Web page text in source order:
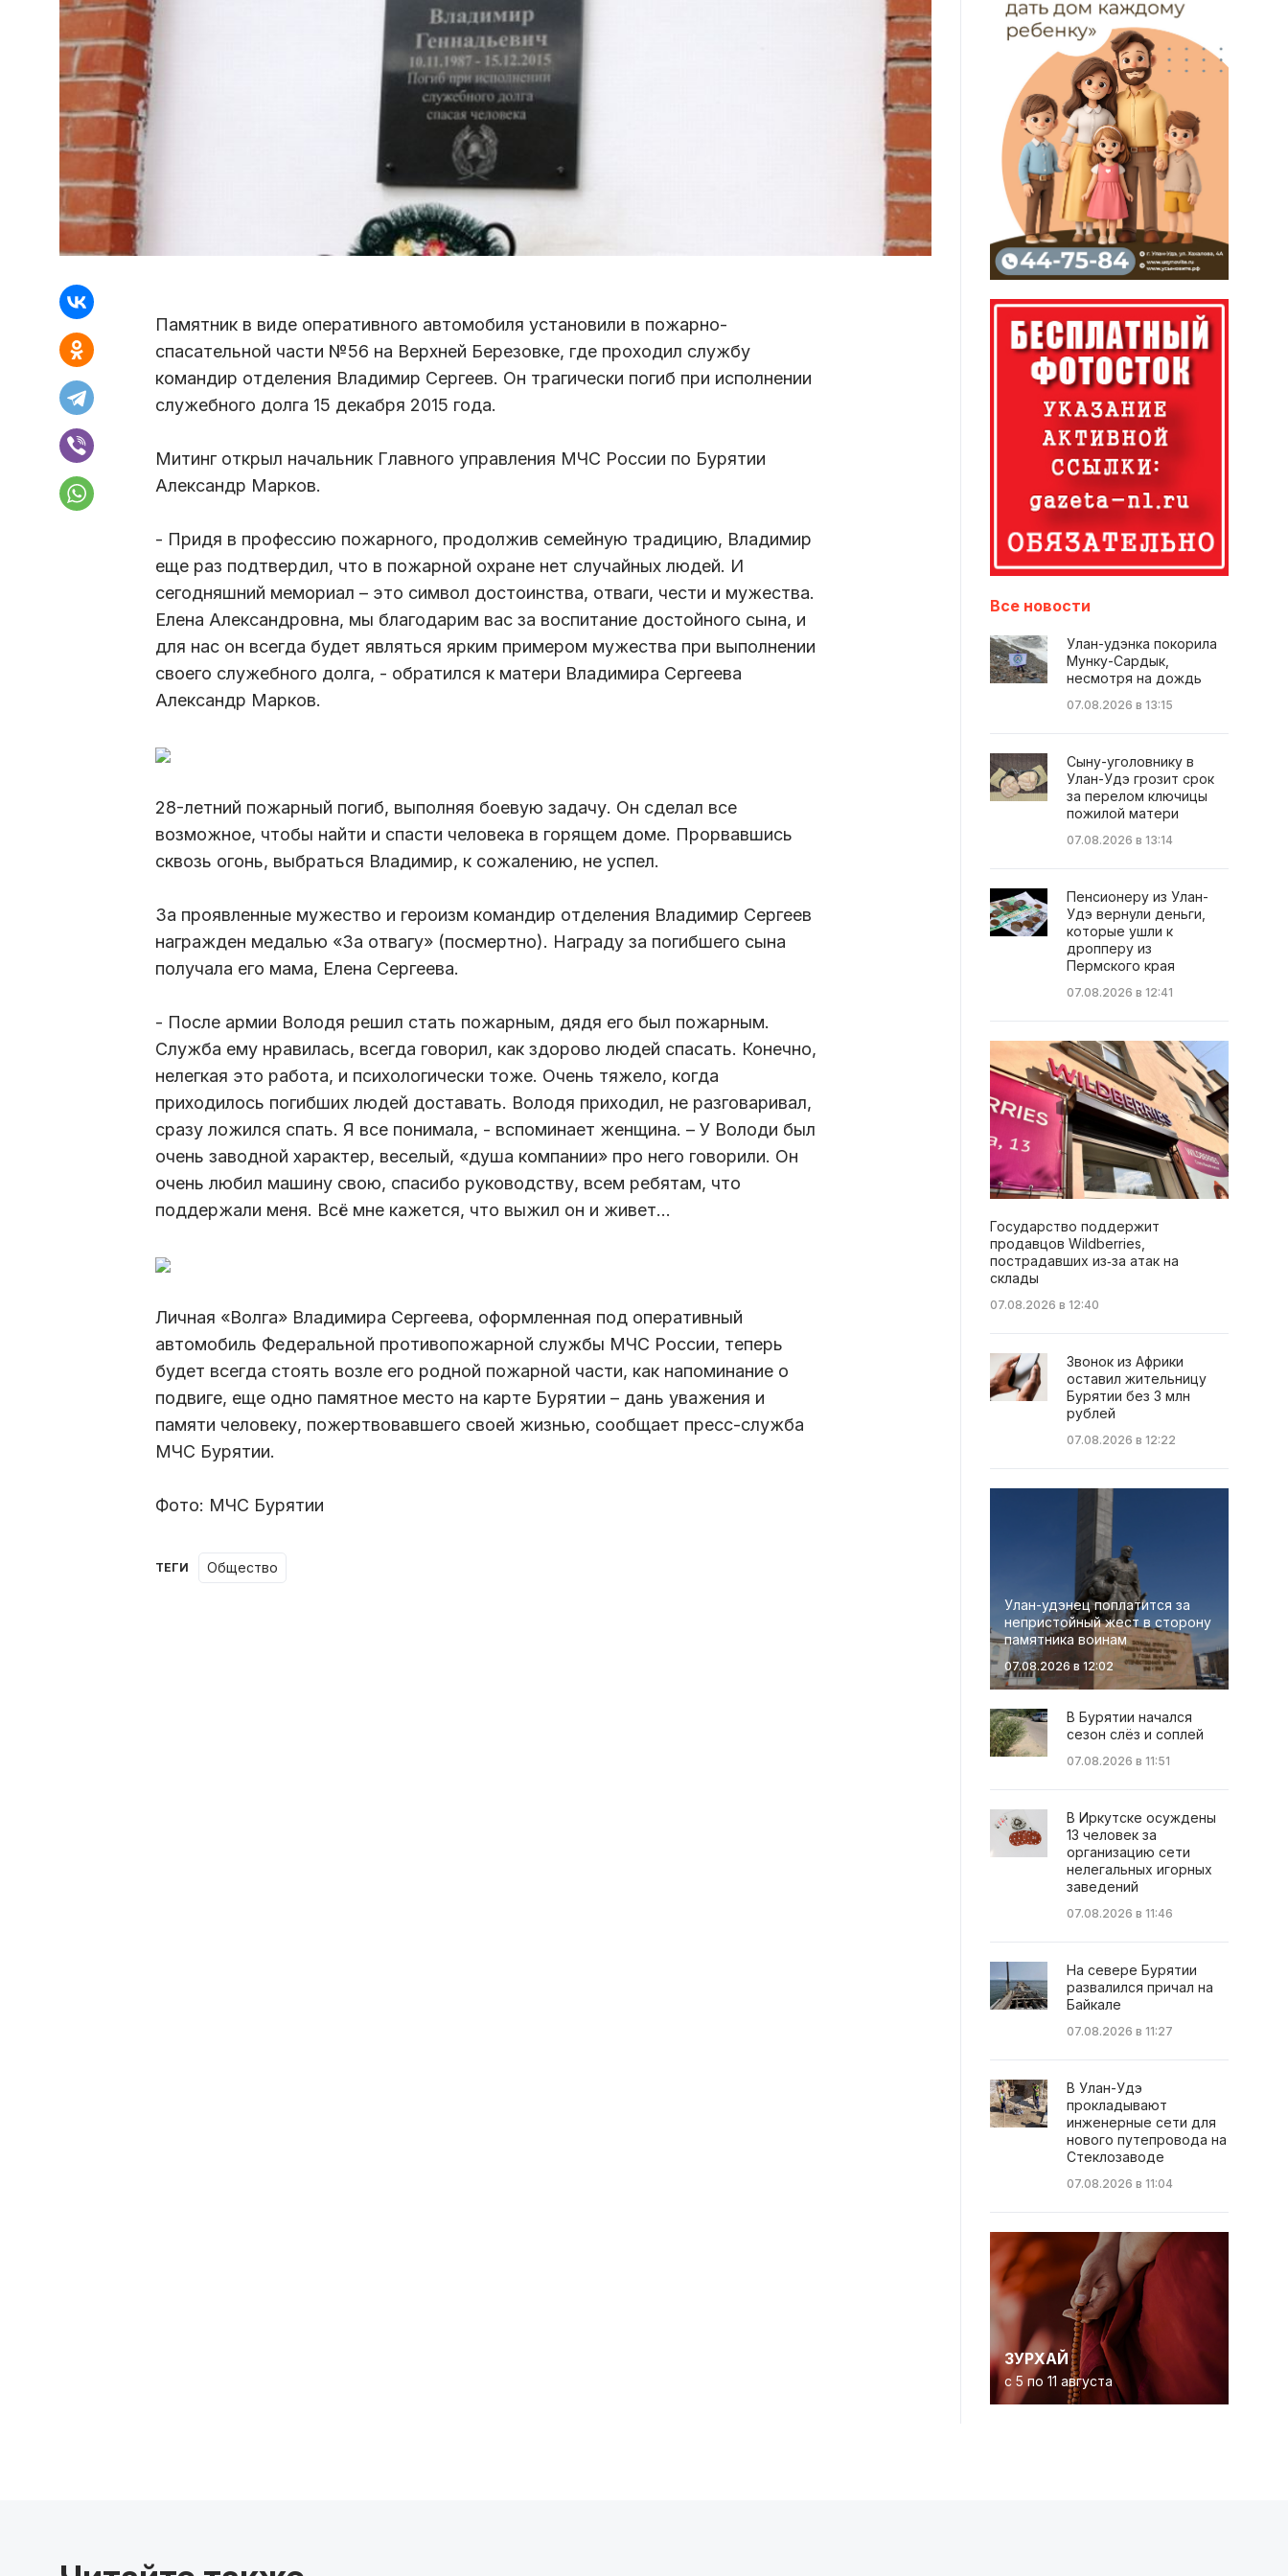
Памятник в виде оперативного автомобиля установили в пожарно-
спасательной части №56 на Верхней Березовке, где проходил службу
командир отделения Владимир Сергеев. Он трагически погиб при исполнении
служебного долга 15 декабря 2015 года.
Митинг открыл начальник Главного управления МЧС России по Бурятии
Александр Марков.
- Придя в профессию пожарного, продолжив семейную традицию, Владимир
еще раз подтвердил, что в пожарной охране нет случайных людей. И
сегодняшний мемориал – это символ достоинства, отваги, чести и мужества.
Елена Александровна, мы благодарим вас за воспитание достойного сына, и
для нас он всегда будет являться ярким примером мужества при выполнении
своего служебного долга, - обратился к матери Владимира Сергеева
Александр Марков.
28-летний пожарный погиб, выполняя боевую задачу. Он сделал все
возможное, чтобы найти и спасти человека в горящем доме. Прорвавшись
сквозь огонь, выбраться Владимир, к сожалению, не успел.
За проявленные мужество и героизм командир отделения Владимир Сергеев
награжден медалью «За отвагу» (посмертно). Награду за погибшего сына
получала его мама, Елена Сергеева.
- После армии Володя решил стать пожарным, дядя его был пожарным.
Служба ему нравилась, всегда говорил, как здорово людей спасать. Конечно,
нелегкая это работа, и психологически тоже. Очень тяжело, когда
приходилось погибших людей доставать. Володя приходил, не разговаривал,
сразу ложился спать. Я все понимала, - вспоминает женщина. – У Володи был
очень заводной характер, веселый, «душа компании» про него говорили. Он
очень любил машину свою, спасибо руководству, всем ребятам, что
поддержали меня. Всё мне кажется, что выжил он и живет…
Личная «Волга» Владимира Сергеева, оформленная под оперативный
автомобиль Федеральной противопожарной службы МЧС России, теперь
будет всегда стоять возле его родной пожарной части, как напоминание о
подвиге, еще одно памятное место на карте Бурятии – дань уважения и
памяти человеку, пожертвовавшего своей жизнью, сообщает пресс-служба
МЧС Бурятии.
Фото: МЧС Бурятии
ТЕГИ Общество
Все новости
Улан-удэнка покорила
Мунку-Сардык,
несмотря на дождь
07.08.2026 в 13:15
Сыну-уголовнику в
Улан-Удэ грозит срок
за перелом ключицы
пожилой матери
07.08.2026 в 13:14
Пенсионеру из Улан-
Удэ вернули деньги,
которые ушли к
дропперу из
Пермского края
07.08.2026 в 12:41
Государство поддержит
продавцов Wildberries,
пострадавших из‑за атак на
склады
07.08.2026 в 12:40
Звонок из Африки
оставил жительницу
Бурятии без 3 млн
рублей
07.08.2026 в 12:22
Улан-удэнец поплатится за
непристойный жест в сторону
памятника воинам
07.08.2026 в 12:02
В Бурятии начался
сезон слёз и соплей
07.08.2026 в 11:51
В Иркутске осуждены
13 человек за
организацию сети
нелегальных игорных
заведений
07.08.2026 в 11:46
На севере Бурятии
развалился причал на
Байкале
07.08.2026 в 11:27
В Улан-Удэ
прокладывают
инженерные сети для
нового путепровода на
Стеклозаводе
07.08.2026 в 11:04
ЗУРХАЙ
с 5 по 11 августа